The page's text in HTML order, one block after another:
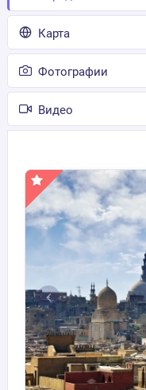
Карта
Фотографии
Видео
Вперед